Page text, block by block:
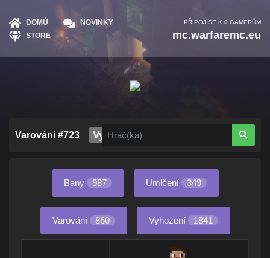
DOMŮ
NOVINKY
STORE
PŘIPOJ SE K 0 GAMERŮM
mc.warfaremc.eu
Varování #723 Vypršelo
Bany 987 Umlčení 349
Varování 860 Vyhození 1841